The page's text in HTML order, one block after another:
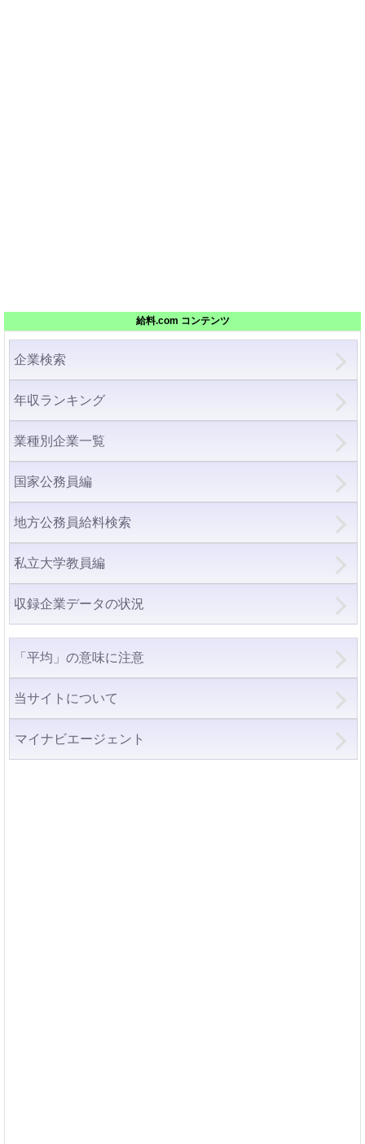
給料.com コンテンツ
企業検索
年収ランキング
業種別企業一覧
国家公務員編
地方公務員給料検索
私立大学教員編
収録企業データの状況
「平均」の意味に注意
当サイトについて
マイナビエージェント